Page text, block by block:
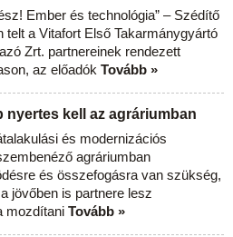
Ember és technológia” – Szédítő
telt a Vitafort Első Takarmánygyártó
Zrt. partnereinek rendezett
az előadók Tovább »
nyertes kell az agráriumban
és modernizációs
agráriumban
és összefogásra van szükség,
jövőben is partnere lesz
mozdítani Tovább »